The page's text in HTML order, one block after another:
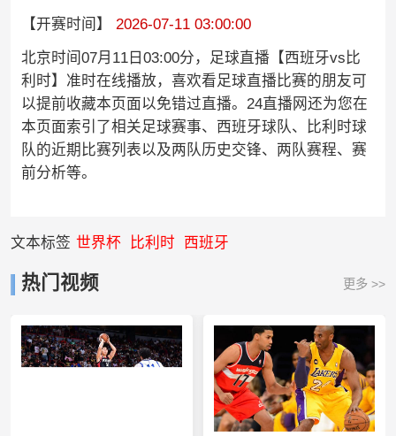
【开赛时间】
2026-07-11 03:00:00
北京时间07月11日03:00分，足球直播【西班牙vs比
利时】准时在线播放，喜欢看足球直播比赛的朋友可
以提前收藏本页面以免错过直播。24直播网还为您在
本页面索引了相关足球赛事、西班牙球队、比利时球
队的近期比赛列表以及两队历史交锋、两队赛程、赛
前分析等。
文本标签 世界杯 比利时 西班牙
热门视频 更多 >>